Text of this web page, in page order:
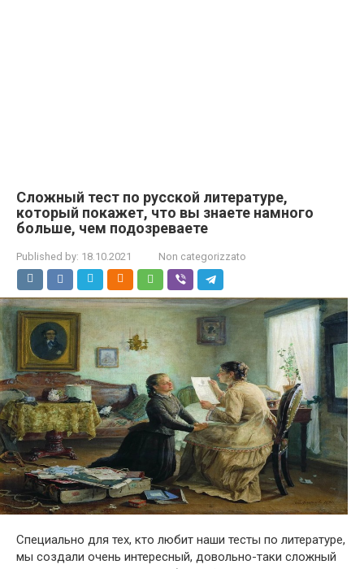
Сложный тест по русской литературе,
который покажет, что вы знаете намного
больше, чем подозреваете
Published by: 18.10.2021 Non categorizzato
Специально для тех, кто любит наши тесты по литературе,
мы создали очень интересный, довольно-таки сложный